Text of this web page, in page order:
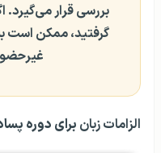
بررسی قرار می‌گیرد.
گرفتید، ممکن است
الزامات زبان برای دوره